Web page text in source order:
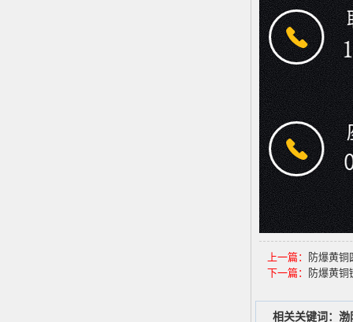
上一篇：
防爆黄铜
下一篇：
防爆黄铜
相关关键词： 渤